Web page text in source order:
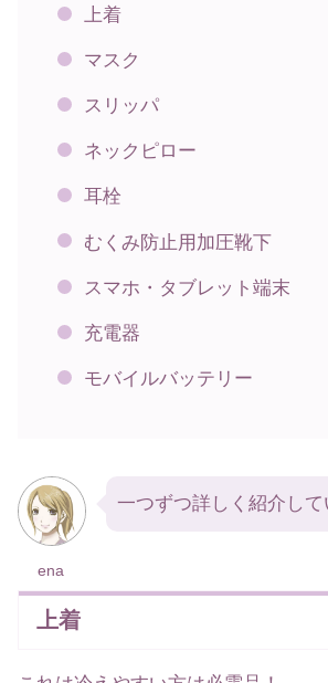
上着
マスク
スリッパ
ネックピロー
耳栓
むくみ防止用加圧靴下
スマホ・タブレット端末
充電器
モバイルバッテリー
ena
一つずつ詳しく紹介し
上着